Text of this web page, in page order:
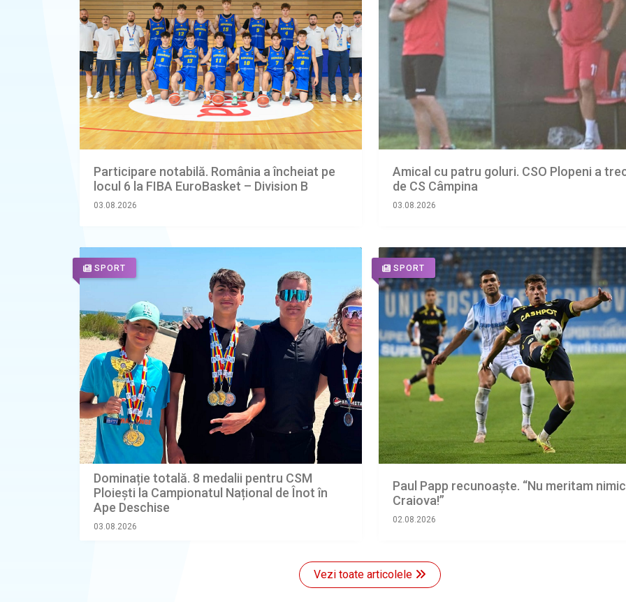
Participare notabilă. România a încheiat pe
locul 6 la FIBA EuroBasket – Division B
03.08.2026
Amical cu patru goluri. CSO Plopeni a
de CS Câmpina
03.08.2026
SPORT
Dominație totală. 8 medalii pentru CSM
Ploiești la Campionatul Național de Înot în
Ape Deschise
03.08.2026
SPORT
Paul Papp recunoaşte. “Nu meritam
Craiova!”
02.08.2026
Vezi toate articolele